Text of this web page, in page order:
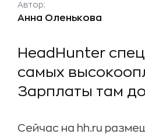
Автор:
Анна Оленькова
HeadHunter
самых
Зарплаты там
Сейчас на hh.ru